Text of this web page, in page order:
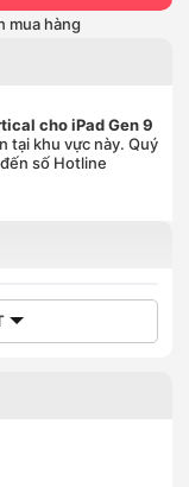
mua hàng
cho iPad Gen 9
tại khu vực này. Quý
số Hotline